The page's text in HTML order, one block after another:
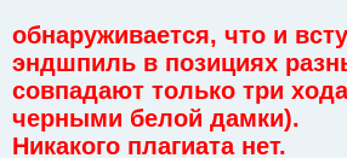
обнаруживается, что и
эндшпиль в позициях
совпадают только три
черными белой дамки).
Никакого плагиата нет.